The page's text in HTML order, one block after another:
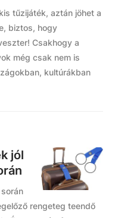
tűzijáték, aztán jöhet a
biztos, hogy
Csakhogy a
még csak nem is
kultúrákban
jól
rengeteg teendő